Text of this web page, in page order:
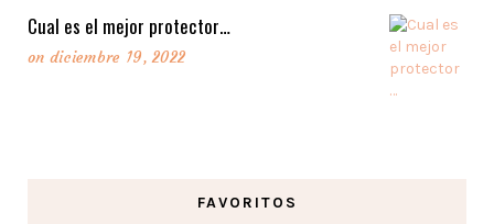
Cual es el mejor protector…
on diciembre 19, 2022
FAVORITOS